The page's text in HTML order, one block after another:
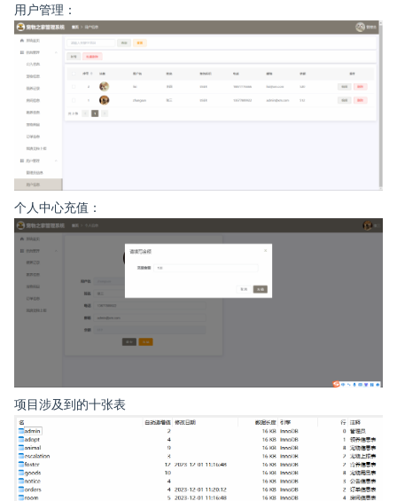
用户管理：
个人中心充值：
项目涉及到的十张表